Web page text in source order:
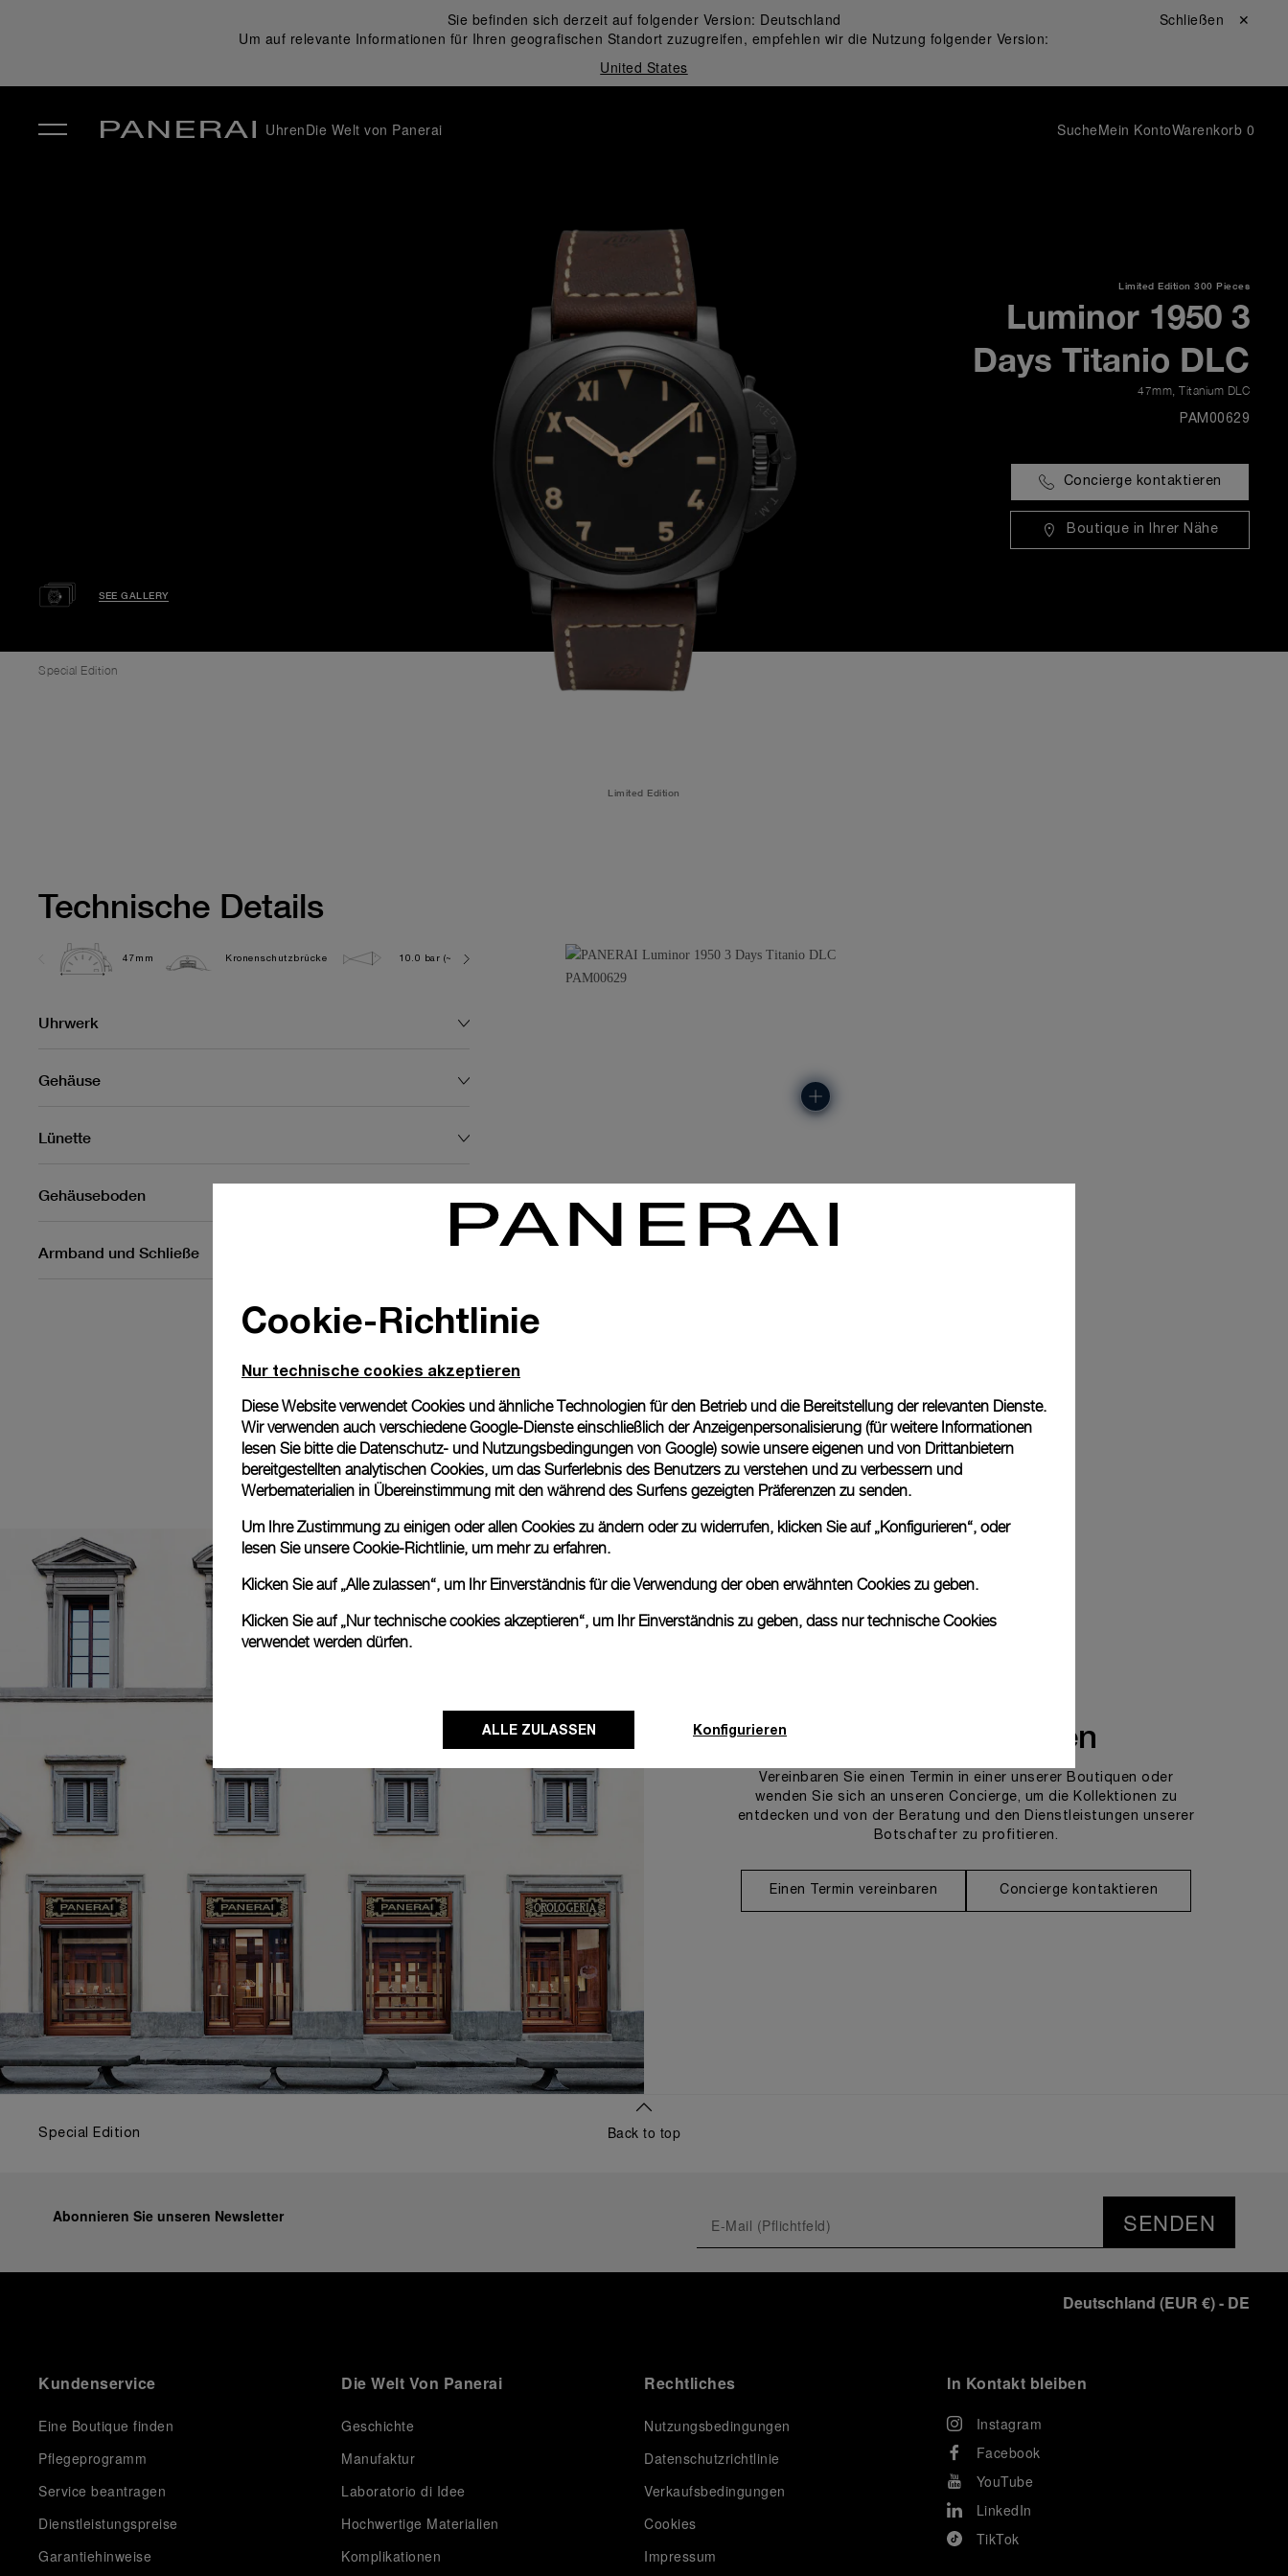
Sie befinden sich derzeit auf folgender Version: Deutschland
Um auf relevante Informationen für Ihren geografischen Standort zuzugreifen, empfehlen wir die Nutzung folgender Version:
United States
Schließen ✕
UhrenDie Welt von Panerai SucheMein KontoWarenkorb 0
SEE GALLERY
Limited Edition 300 Pieces
Luminor 1950 3
Days Titanio DLC
47mm Titanium DLC
PAM00629
Concierge kontaktieren
Boutique in Ihrer Nähe
Special Edition
Limited Edition
Technische Details
47mm Kronenschutzbrücke 10.0 bar (~100.0 metres) P3000 120.0G
Uhrwerk
Gehäuse
Lünette
Gehäuseboden
Armband und Schließe
Uns kontaktieren
Vereinbaren Sie einen Termin in einer unserer Boutiquen oder
wenden Sie sich an unseren Concierge, um die Kollektionen zu
entdecken und von der Beratung und den Dienstleistungen unserer
Botschafter zu profitieren.
Einen Termin vereinbaren Concierge kontaktieren
Special Edition Back to top
Abonnieren Sie unseren Newsletter SENDEN
Deutschland (EUR €)- DE
Kundenservice
Eine Boutique finden
Pflegeprogramm
Service beantragen
Dienstleistungspreise
Garantiehinweise
Die Welt Von Panerai
Geschichte
Manufaktur
Laboratorio di Idee
Hochwertige Materialien
Komplikationen
Rechtliches
Nutzungsbedingungen
Datenschutzrichtlinie
Verkaufsbedingungen
Cookies
Impressum
In Kontakt bleiben
Instagram
Facebook
YouTube
LinkedIn
TikTok
Cookie-Richtlinie
Nur technische cookies akzeptieren
Diese Website verwendet Cookies und ähnliche Technologien für den Betrieb und die Bereitstellung der relevanten Dienste.
Wir verwenden auch verschiedene Google-Dienste einschließlich der Anzeigenpersonalisierung (für weitere Informationen
lesen Sie bitte die Datenschutz- und Nutzungsbedingungen von Google) sowie unsere eigenen und von Drittanbietern
bereitgestellten analytischen Cookies, um das Surferlebnis des Benutzers zu verstehen und zu verbessern und
Werbematerialien in Übereinstimmung mit den während des Surfens gezeigten Präferenzen zu senden.
Um Ihre Zustimmung zu einigen oder allen Cookies zu ändern oder zu widerrufen, klicken Sie auf „Konfigurieren“, oder
lesen Sie unsereCookie-Richtlinie, um mehr zu erfahren.
Klicken Sie auf „Alle zulassen“, um Ihr Einverständnis für die Verwendung der oben erwähnten Cookies zu geben.
Klicken Sie auf „Nur technische cookies akzeptieren“, um Ihr Einverständnis zu geben, dass nur technische Cookies
verwendet werden dürfen.
ALLE ZULASSEN Konfigurieren